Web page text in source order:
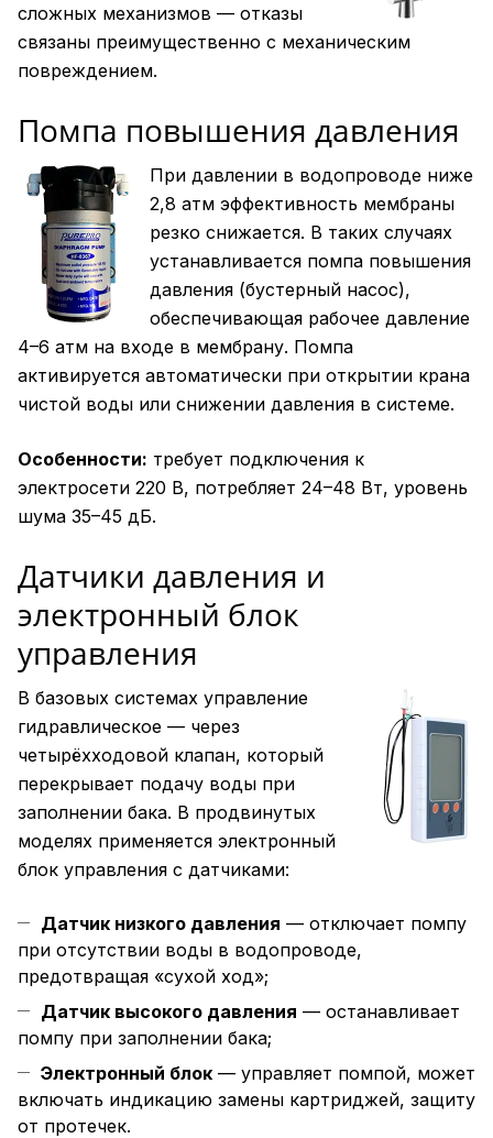
сложных механизмов — отказы
связаны преимущественно с механическим
повреждением.
Помпа повышения давления
При давлении в водопроводе ниже
2,8 атм эффективность мембраны
резко снижается. В таких случаях
устанавливается помпа повышения
давления (бустерный насос),
обеспечивающая рабочее давление
4–6 атм на входе в мембрану. Помпа
активируется автоматически при открытии крана
чистой воды или снижении давления в системе.
Особенности: требует подключения к
электросети 220 В, потребляет 24–48 Вт, уровень
шума 35–45 дБ.
Датчики давления и
электронный блок
управления
В базовых системах управление
гидравлическое — через
четырёхходовой клапан, который
перекрывает подачу воды при
заполнении бака. В продвинутых
моделях применяется электронный
блок управления с датчиками:
Датчик низкого давления — отключает помпу
при отсутствии воды в водопроводе,
предотвращая «сухой ход»;
Датчик высокого давления — останавливает
помпу при заполнении бака;
Электронный блок — управляет помпой, может
включать индикацию замены картриджей, защиту
от протечек.